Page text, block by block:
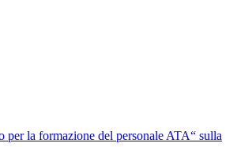
la formazione del personale ATA“ sulla